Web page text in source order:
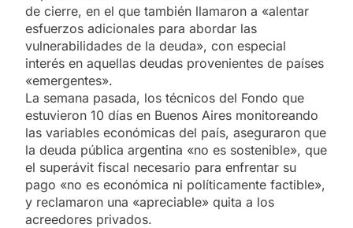
de cierre, en el que también llamaron a «alentar
esfuerzos adicionales para abordar las
vulnerabilidades de la deuda», con especial
interés en aquellas deudas provenientes de países
«emergentes».
La semana pasada, los técnicos del Fondo que
estuvieron 10 días en Buenos Aires monitoreando
las variables económicas del país, aseguraron que
la deuda pública argentina «no es sostenible», que
el superávit fiscal necesario para enfrentar su
pago «no es económica ni políticamente factible»,
y reclamaron una «apreciable» quita a los
acreedores privados.